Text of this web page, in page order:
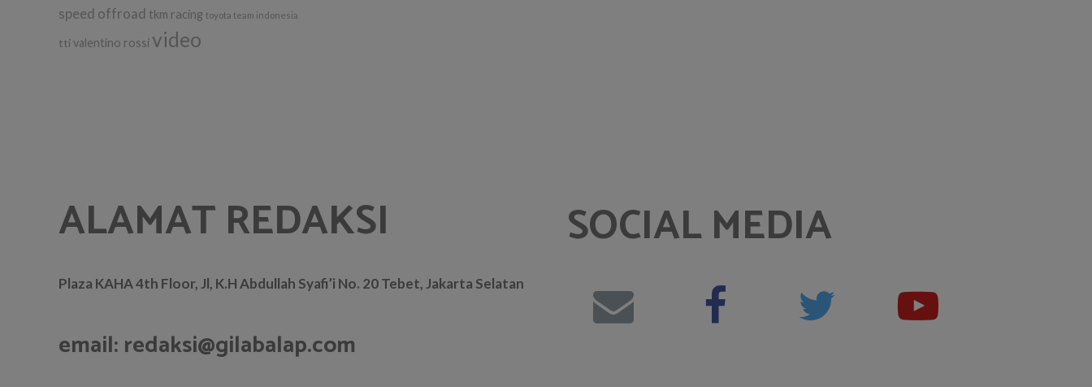
speed offroad tkm racing toyota team indonesia
tti valentino rossi video
ALAMAT REDAKSI
Plaza KAHA 4th Floor, Jl, K.H Abdullah Syafi’i No. 20 Tebet, Jakarta Selatan
email: redaksi@gilabalap.com
SOCIAL MEDIA